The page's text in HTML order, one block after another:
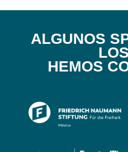
ALGUNOS
HEMOS